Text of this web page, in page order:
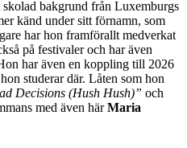
bakgrund från Luxemburgs
känd under sitt förnamn, som
har hon framförallt medverkat
på festivaler och har även
har även en koppling till 2026
studerar där. Låten som hon
Decisions (Hush Hush)” och
med även härMaria